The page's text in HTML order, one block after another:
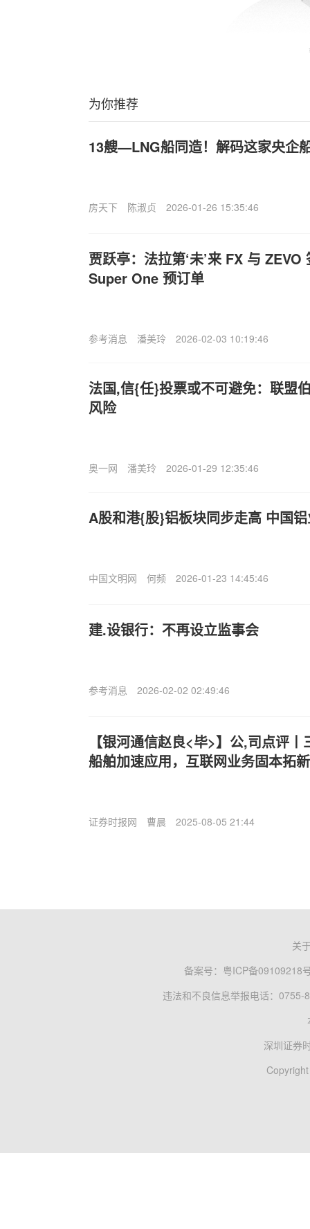
为你推荐
13艘—LNG船同造！解码这家央企
房天下 陈淑贞 2026-01-26 15:35:46
贾跃亭：法拉第‘未’来 FX 与
Super One 预订单
参考消息 潘美玲 2026-02-03 10:19:46
法国,信{任}投票或不可避免：联盟
风险
奥一网 潘美玲 2026-01-29 12:35:46
A股和港{股}铝板块同步走高 中国
中国文明网 何频 2026-01-23 14:45:46
建.设银行：不再设立监事会
参考消息 2026-02-02 02:49:46
【银河通信赵良<毕>】公,司点评
船舶加速应用，互联网业务固本拓新
证券时报网 曹晨 2025-08-05 21:44
关
备案号： 粤ICP备09109218
违法和不良信息举报电话：0755-
深圳证券